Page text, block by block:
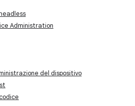
Administration
del dispositivo